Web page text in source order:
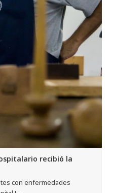
recibió la
con enfermedades
J.…